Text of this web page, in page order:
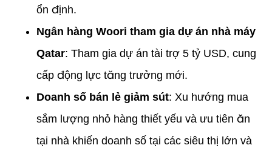
ổn định.
Ngân hàng Woori tham gia dự án nhà máy
Qatar: Tham gia dự án tài trợ 5 tỷ USD, cung
cấp động lực tăng trưởng mới.
Doanh số bán lẻ giảm sút: Xu hướng mua
sắm lượng nhỏ hàng thiết yếu và ưu tiên ăn
tại nhà khiến doanh số tại các siêu thị lớn và